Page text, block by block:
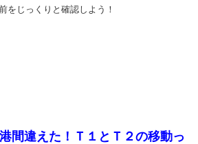
をじっくりと確認しよう！
間違えた！ Ｔ１とＴ２の移動っ